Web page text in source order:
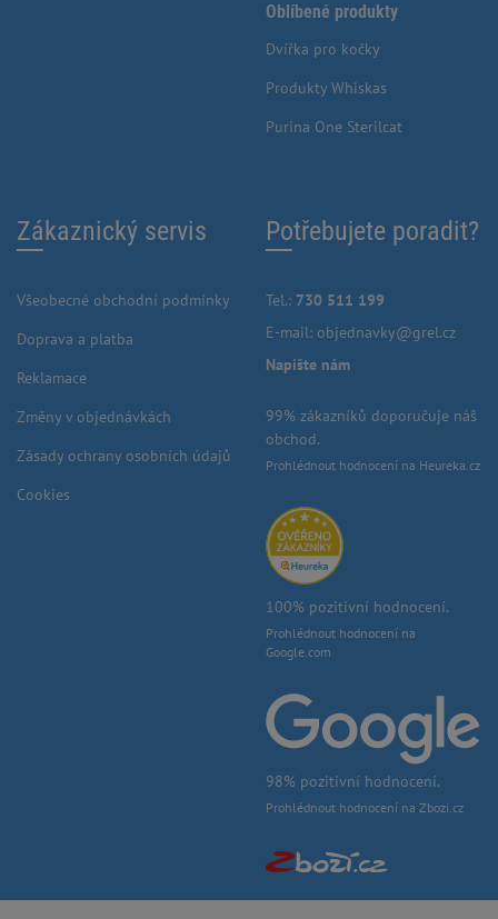
Oblíbené produkty
Dvířka pro kočky
Produkty Whiskas
Purina One Sterilcat
Zákaznický servis
Všeobecné obchodní podmínky
Doprava a platba
Reklamace
Změny v objednávkách
Zásady ochrany osobních údajů
Cookies
Potřebujete poradit?
Tel.: 730 511 199
E-mail: objednavky@grel.cz
Napište nám
99% zákazníků doporučuje náš
obchod.
Prohlédnout hodnocení na Heureka.cz
100% pozitivní hodnocení.
Prohlédnout hodnocení na
Google.com
98% pozitivní hodnocení.
Prohlédnout hodnocení na Zbozi.cz